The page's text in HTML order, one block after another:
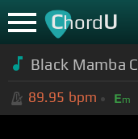
ChordU
Black Mamba
89.95 bpm Em